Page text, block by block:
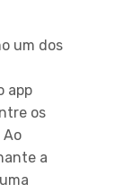
um dos
app
os
Ao
a